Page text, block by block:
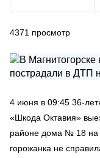
4371 просмотр
4 июня в 09:45 36-
«Шкода Октавия»
районе дома № 18 на
горожанка не